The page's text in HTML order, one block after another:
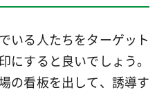
いる人たちをターゲット
にすると良いでしょう。
の看板を出して、誘導す